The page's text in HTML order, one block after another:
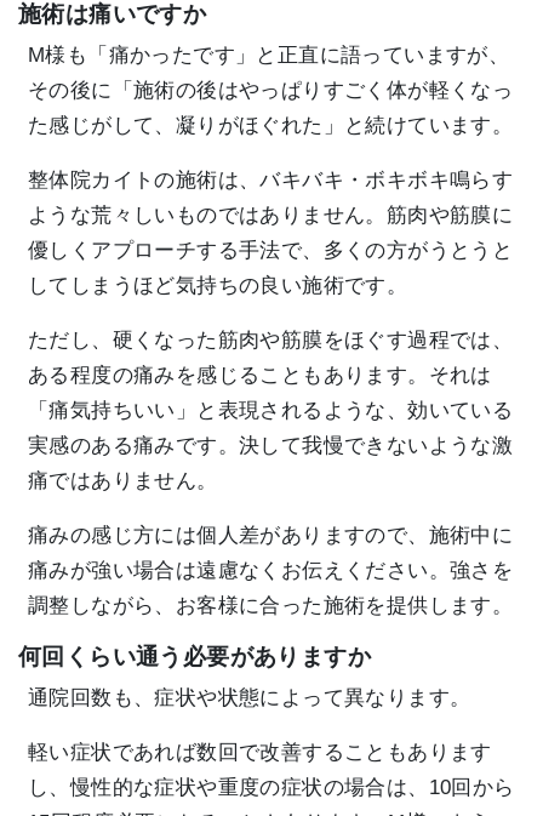
施術は痛いですか
M様も「痛かったです」と正直に語っていますが、
その後に「施術の後はやっぱりすごく体が軽くなっ
た感じがして、凝りがほぐれた」と続けています。
整体院カイトの施術は、バキバキ・ボキボキ鳴らす
ような荒々しいものではありません。筋肉や筋膜に
優しくアプローチする手法で、多くの方がうとうと
してしまうほど気持ちの良い施術です。
ただし、硬くなった筋肉や筋膜をほぐす過程では、
ある程度の痛みを感じることもあります。それは
「痛気持ちいい」と表現されるような、効いている
実感のある痛みです。決して我慢できないような激
痛ではありません。
痛みの感じ方には個人差がありますので、施術中に
痛みが強い場合は遠慮なくお伝えください。強さを
調整しながら、お客様に合った施術を提供します。
何回くらい通う必要がありますか
通院回数も、症状や状態によって異なります。
軽い症状であれば数回で改善することもあります
し、慢性的な症状や重度の症状の場合は、10回から